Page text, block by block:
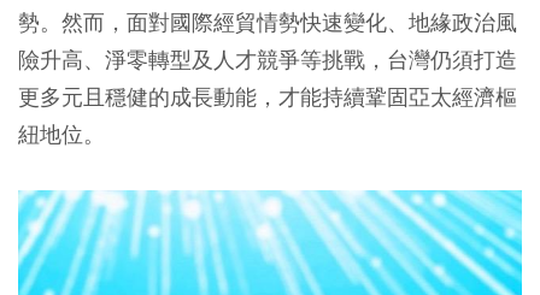
勢。然而，面對國際經貿情勢快速變化、地緣政治風
險升高、淨零轉型及人才競爭等挑戰，台灣仍須打造
更多元且穩健的成長動能，才能持續鞏固亞太經濟樞
紐地位。